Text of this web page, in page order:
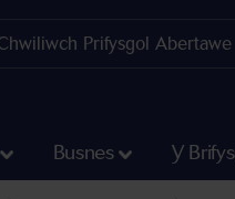
Busnes Y